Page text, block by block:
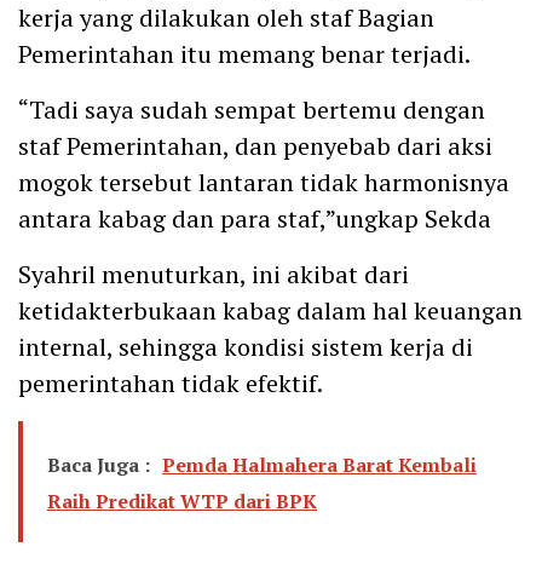
kerja yang dilakukan oleh staf Bagian
Pemerintahan itu memang benar terjadi.
“Tadi saya sudah sempat bertemu dengan
staf Pemerintahan, dan penyebab dari aksi
mogok tersebut lantaran tidak harmonisnya
antara kabag dan para staf,”ungkap Sekda
Syahril menuturkan, ini akibat dari
ketidakterbukaan kabag dalam hal keuangan
internal, sehingga kondisi sistem kerja di
pemerintahan tidak efektif.
Baca Juga : Pemda Halmahera Barat Kembali
Raih Predikat WTP dari BPK